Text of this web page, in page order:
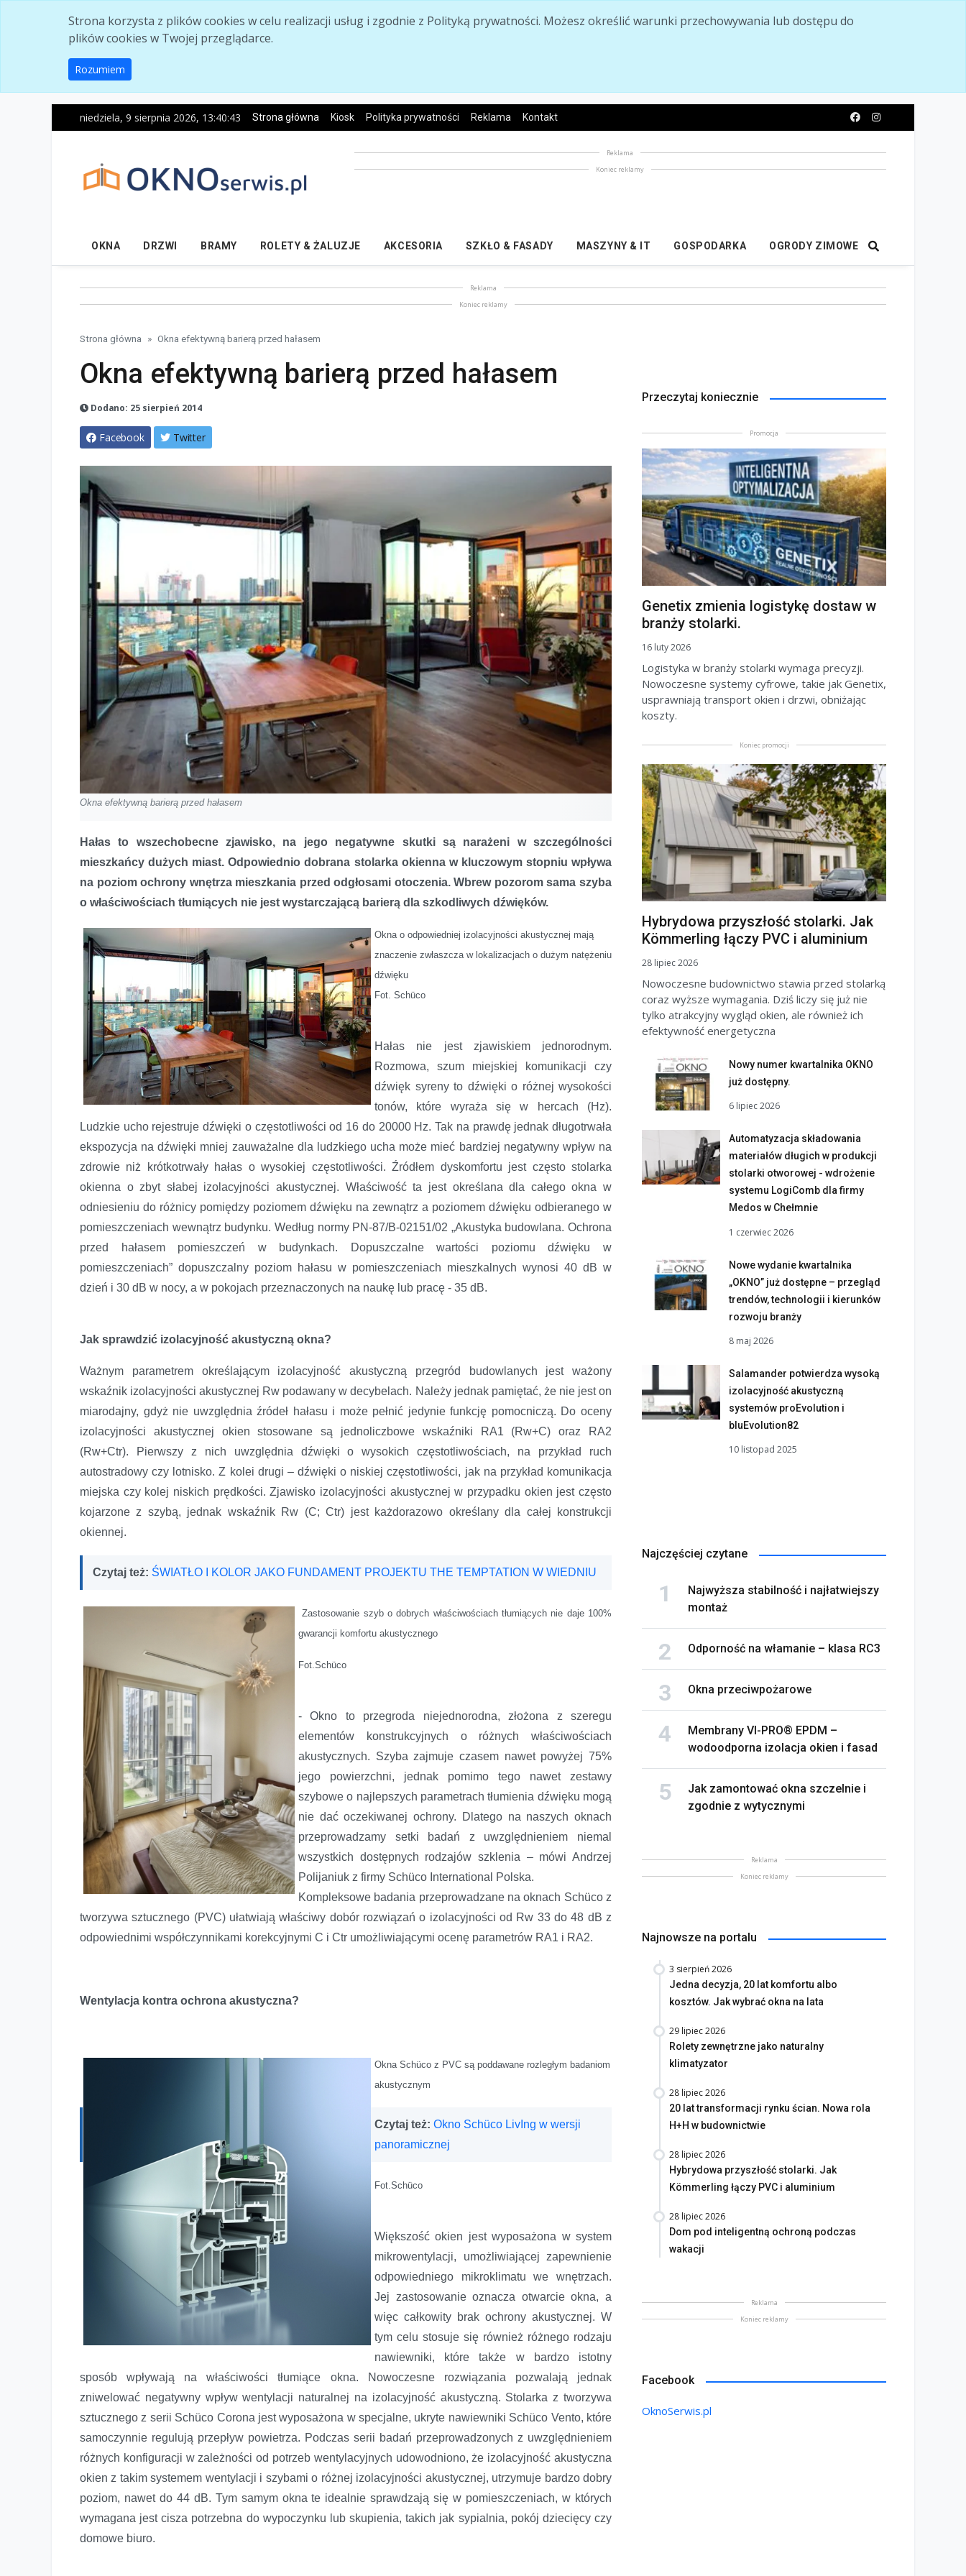
Strona korzysta z plików cookies w celu realizacji usług i zgodnie z Polityką prywatności. Możesz określić warunki przechowywania lub dostępu do
plików cookies w Twojej przeglądarce.
Rozumiem
niedziela, 9 sierpnia 2026, 13:40:44 Strona główna Kiosk Polityka prywatności Reklama Kontakt
Reklama
Koniec reklamy
OKNA DRZWI BRAMY ROLETY & ŻALUZJE AKCESORIA SZKŁO & FASADY MASZYNY & IT GOSPODARKA OGRODY ZIMOWE
Reklama
Koniec reklamy
Strona główna Okna efektywną barierą przed hałasem
Okna efektywną barierą przed hałasem
Dodano: 25 sierpień 2014
Facebook Twitter
Okna efektywną barierą przed hałasem
Hałas to wszechobecne zjawisko, na jego negatywne skutki są narażeni w szczególności
mieszkańcy dużych miast. Odpowiednio dobrana stolarka okienna w kluczowym stopniu wpływa
na poziom ochrony wnętrza mieszkania przed odgłosami otoczenia. Wbrew pozorom sama szyba
o właściwościach tłumiących nie jest wystarczającą barierą dla szkodliwych dźwięków.
Okna o odpowiedniej izolacyjności akustycznej mają
znaczenie zwłaszcza w lokalizacjach o dużym natężeniu
dźwięku
Fot. Schüco
Hałas nie jest zjawiskiem jednorodnym.
Rozmowa, szum miejskiej komunikacji czy
dźwięk syreny to dźwięki o różnej wysokości
tonów, które wyraża się w hercach (Hz).
Ludzkie ucho rejestruje dźwięki o częstotliwości od 16 do 20000 Hz. Tak na prawdę jednak długotrwała
ekspozycja na dźwięki mniej zauważalne dla ludzkiego ucha może mieć bardziej negatywny wpływ na
zdrowie niż krótkotrwały hałas o wysokiej częstotliwości. Źródłem dyskomfortu jest często stolarka
okienna o zbyt słabej izolacyjności akustycznej. Właściwość ta jest określana dla całego okna w
odniesieniu do różnicy pomiędzy poziomem dźwięku na zewnątrz a poziomem dźwięku odbieranego w
pomieszczeniach wewnątrz budynku. Według normy PN-87/B-02151/02 „Akustyka budowlana. Ochrona
przed hałasem pomieszczeń w budynkach. Dopuszczalne wartości poziomu dźwięku w
pomieszczeniach” dopuszczalny poziom hałasu w pomieszczeniach mieszkalnych wynosi 40 dB w
dzień i 30 dB w nocy, a w pokojach przeznaczonych na naukę lub pracę - 35 dB.
Jak sprawdzić izolacyjność akustyczną okna?
Ważnym parametrem określającym izolacyjność akustyczną przegród budowlanych jest ważony
wskaźnik izolacyjności akustycznej Rw podawany w decybelach. Należy jednak pamiętać, że nie jest on
miarodajny, gdyż nie uwzględnia źródeł hałasu i może pełnić jedynie funkcję pomocniczą. Do oceny
izolacyjności akustycznej okien stosowane są jednoliczbowe wskaźniki RA1 (Rw+C) oraz RA2
(Rw+Ctr). Pierwszy z nich uwzględnia dźwięki o wysokich częstotliwościach, na przykład ruch
autostradowy czy lotnisko. Z kolei drugi – dźwięki o niskiej częstotliwości, jak na przykład komunikacja
miejska czy kolej niskich prędkości. Zjawisko izolacyjności akustycznej w przypadku okien jest często
kojarzone z szybą, jednak wskaźnik Rw (C; Ctr) jest każdorazowo określany dla całej konstrukcji
okiennej.
Czytaj też: ŚWIATŁO I KOLOR JAKO FUNDAMENT PROJEKTU THE TEMPTATION W WIEDNIU
Zastosowanie szyb o dobrych właściwościach tłumiących nie daje 100%
gwarancji komfortu akustycznego
Fot.Schüco
- Okno to przegroda niejednorodna, złożona z szeregu
elementów konstrukcyjnych o różnych właściwościach
akustycznych. Szyba zajmuje czasem nawet powyżej 75%
jego powierzchni, jednak pomimo tego nawet zestawy
szybowe o najlepszych parametrach tłumienia dźwięku mogą
nie dać oczekiwanej ochrony. Dlatego na naszych oknach
przeprowadzamy setki badań z uwzględnieniem niemal
wszystkich dostępnych rodzajów szklenia – mówi Andrzej
Polijaniuk z firmy Schüco International Polska.
Kompleksowe badania przeprowadzane na oknach Schüco z
tworzywa sztucznego (PVC) ułatwiają właściwy dobór rozwiązań o izolacyjności od Rw 33 do 48 dB z
odpowiednimi współczynnikami korekcyjnymi C i Ctr umożliwiającymi ocenę parametrów RA1 i RA2.
Wentylacja kontra ochrona akustyczna?
Okna Schüco z PVC są poddawane rozległym badaniom
akustycznym
Czytaj też: Okno Schüco LivIng w wersji
panoramicznej
Fot.Schüco
Większość okien jest wyposażona w system
mikrowentylacji, umożliwiającej zapewnienie
odpowiedniego mikroklimatu we wnętrzach.
Jej zastosowanie oznacza otwarcie okna, a
więc całkowity brak ochrony akustycznej. W
tym celu stosuje się również różnego rodzaju
nawiewniki, które także w bardzo istotny
sposób wpływają na właściwości tłumiące okna. Nowoczesne rozwiązania pozwalają jednak
zniwelować negatywny wpływ wentylacji naturalnej na izolacyjność akustyczną. Stolarka z tworzywa
sztucznego z serii Schüco Corona jest wyposażona w specjalne, ukryte nawiewniki Schüco Vento, które
samoczynnie regulują przepływ powietrza. Podczas serii badań przeprowadzonych z uwzględnieniem
różnych konfiguracji w zależności od potrzeb wentylacyjnych udowodniono, że izolacyjność akustyczna
okien z takim systemem wentylacji i szybami o różnej izolacyjności akustycznej, utrzymuje bardzo dobry
poziom, nawet do 44 dB. Tym samym okna te idealnie sprawdzają się w pomieszczeniach, w których
wymagana jest cisza potrzebna do wypoczynku lub skupienia, takich jak sypialnia, pokój dziecięcy czy
domowe biuro.
Przeczytaj koniecznie
Promocja
Genetix zmienia logistykę dostaw w
branży stolarki.
16 luty 2026
Logistyka w branży stolarki wymaga precyzji.
Nowoczesne systemy cyfrowe, takie jak Genetix,
usprawniają transport okien i drzwi, obniżając
koszty.
Koniec promocji
Hybrydowa przyszłość stolarki. Jak
Kömmerling łączy PVC i aluminium
28 lipiec 2026
Nowoczesne budownictwo stawia przed stolarką
coraz wyższe wymagania. Dziś liczy się już nie
tylko atrakcyjny wygląd okien, ale również ich
efektywność energetyczna
Nowy numer kwartalnika OKNO
już dostępny.
6 lipiec 2026
Automatyzacja składowania
materiałów długich w produkcji
stolarki otworowej - wdrożenie
systemu LogiComb dla firmy
Medos w Chełmnie
1 czerwiec 2026
Nowe wydanie kwartalnika
„OKNO” już dostępne – przegląd
trendów, technologii i kierunków
rozwoju branży
8 maj 2026
Salamander potwierdza wysoką
izolacyjność akustyczną
systemów proEvolution i
bluEvolution82
10 listopad 2025
Najczęściej czytane
Najwyższa stabilność i najłatwiejszy
montaż
Odporność na włamanie – klasa RC3
Okna przeciwpożarowe
Membrany VI-PRO® EPDM –
wodoodporna izolacja okien i fasad
Jak zamontować okna szczelnie i
zgodnie z wytycznymi
Reklama
Koniec reklamy
Najnowsze na portalu
3 sierpień 2026
Jedna decyzja, 20 lat komfortu albo
kosztów. Jak wybrać okna na lata
29 lipiec 2026
Rolety zewnętrzne jako naturalny
klimatyzator
28 lipiec 2026
20 lat transformacji rynku ścian. Nowa rola
H+H w budownictwie
28 lipiec 2026
Hybrydowa przyszłość stolarki. Jak
Kömmerling łączy PVC i aluminium
28 lipiec 2026
Dom pod inteligentną ochroną podczas
wakacji
Reklama
Koniec reklamy
Facebook
OknoSerwis.pl